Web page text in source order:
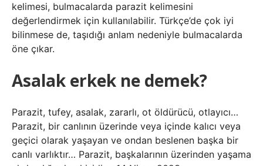
kelimesi, bulmacalarda parazit kelimesini
değerlendirmek için kullanılabilir. Türkçe’de çok iyi
bilinmese de, taşıdığı anlam nedeniyle bulmacalarda
öne çıkar.
Asalak erkek ne demek?
Parazit, tufey, asalak, zararlı, ot öldürücü, otlayıcı…
Parazit, bir canlının üzerinde veya içinde kalıcı veya
geçici olarak yaşayan ve ondan beslenen başka bir
canlı varlıktır… Parazit, başkalarının üzerinden yaşama